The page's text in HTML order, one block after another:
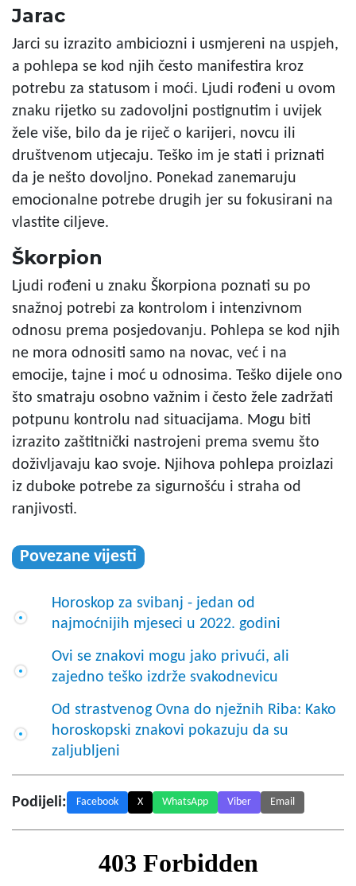
Jarac
Jarci su izrazito ambiciozni i usmjereni na uspjeh,
a pohlepa se kod njih često manifestira kroz
potrebu za statusom i moći. Ljudi rođeni u ovom
znaku rijetko su zadovoljni postignutim i uvijek
žele više, bilo da je riječ o karijeri, novcu ili
društvenom utjecaju. Teško im je stati i priznati
da je nešto dovoljno. Ponekad zanemaruju
emocionalne potrebe drugih jer su fokusirani na
vlastite ciljeve.
Škorpion
Ljudi rođeni u znaku Škorpiona poznati su po
snažnoj potrebi za kontrolom i intenzivnom
odnosu prema posjedovanju. Pohlepa se kod njih
ne mora odnositi samo na novac, već i na
emocije, tajne i moć u odnosima. Teško dijele ono
što smatraju osobno važnim i često žele zadržati
potpunu kontrolu nad situacijama. Mogu biti
izrazito zaštitnički nastrojeni prema svemu što
doživljavaju kao svoje. Njihova pohlepa proizlazi
iz duboke potrebe za sigurnošću i straha od
ranjivosti.
Povezane vijesti
Horoskop za svibanj - jedan od
najmoćnijih mjeseci u 2022. godini
Ovi se znakovi mogu jako privući, ali
zajedno teško izdrže svakodnevicu
Od strastvenog Ovna do nježnih Riba: Kako
horoskopski znakovi pokazuju da su
zaljubljeni
Podijeli: Facebook X WhatsApp Viber Email